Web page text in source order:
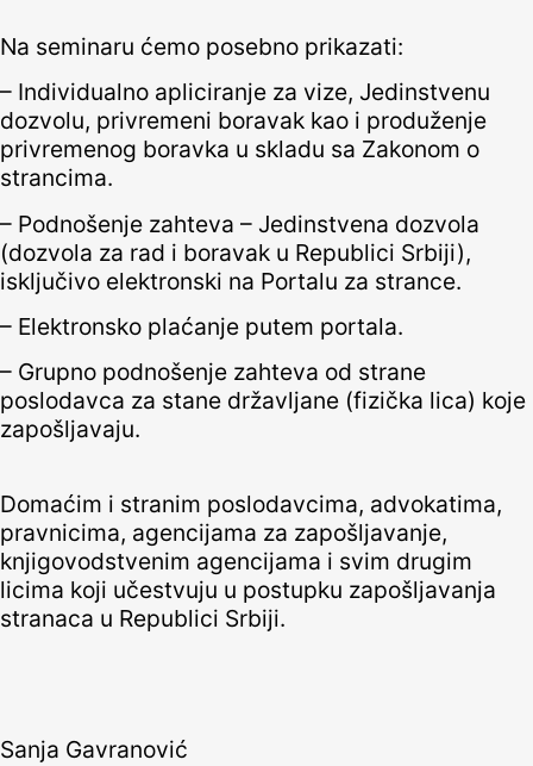
Na seminaru ćemo posebno prikazati:
– Individualno apliciranje za vize, Jedinstvenu
dozvolu, privremeni boravak kao i produženje
privremenog boravka u skladu sa Zakonom o
strancima.
– Podnošenje zahteva – Jedinstvena dozvola
(dozvola za rad i boravak u Republici Srbiji),
isključivo elektronski na Portalu za strance.
– Elektronsko plaćanje putem portala.
– Grupno podnošenje zahteva od strane
poslodavca za stane državljane (fizička lica) koje
zapošljavaju.
Domaćim i stranim poslodavcima, advokatima,
pravnicima, agencijama za zapošljavanje,
knjigovodstvenim agencijama i svim drugim
licima koji učestvuju u postupku zapošljavanja
stranaca u Republici Srbiji.
Sanja Gavranović